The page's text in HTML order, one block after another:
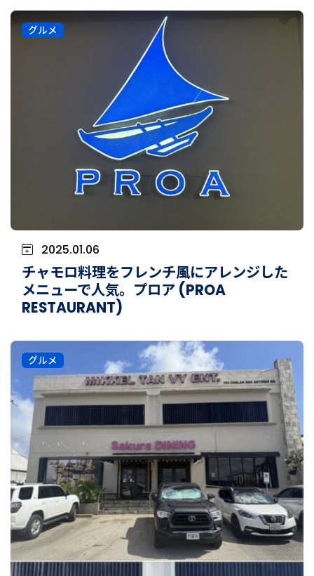
グルメ
2025.01.06
チャモロ料理をフレンチ風にアレンジした
メニューで人気。プロア (PROA
RESTAURANT)
グルメ